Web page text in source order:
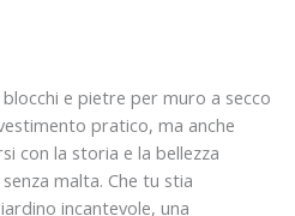
e pietre per muro a secco
pratico, ma anche
con la storia e la bellezza
malta. Che tu stia
incantevole, una